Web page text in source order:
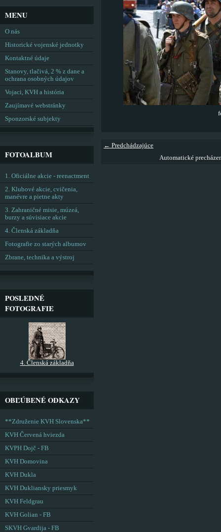
← Predchádzajúce
Automatické
MENU
O nás
Historické vojenské jednotky
Kontaktné údaje
Stanovy, tlačivá, 2 % z dane a
ochrana osobných údajov
Vojaci, KVH a história
Zaujímavé webstránky
Sponzorské subjekty
FOTOALBUM
1. Oficiálne akcie - reenactment
2. Klubové akcie, cvičenia,
manévre a pietne akty
3. Zahraničné misie, múzeá,
burzy a súvisiace akcie
4. Členská základňa
Fotografie zo starých albumov
Zbrane, technika a výstroj
POSLEDNÉ
FOTOGRAFIE
4. Členská základňa
OBĽÚBENÉ ODKAZY
**Združenie KVH Slovenska**
KVH Červená hviezda
KVPH Dojč - FB
KVH Domovina
KVH Dukla
KVH Dukliansky priesmyk
KVH Feldgrau
KVH Golian - FB
SKVH Gvardija - FB